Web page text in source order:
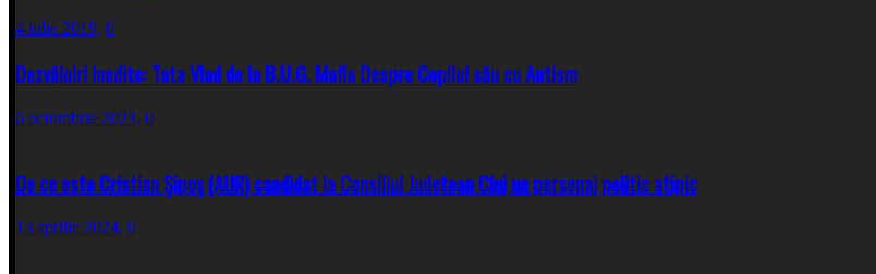
4 iulie 2019, 0
Dezvăluiri Inedite: Tata Vlad de la B.U.G. Mafia Despre Copilul său cu Autism
6 octombrie 2023, 0
De ce este Cristian Şipoş (AUR) candidat la Consiliul Judetean Cluj un personaj politic atipic
13 aprilie 2024, 0